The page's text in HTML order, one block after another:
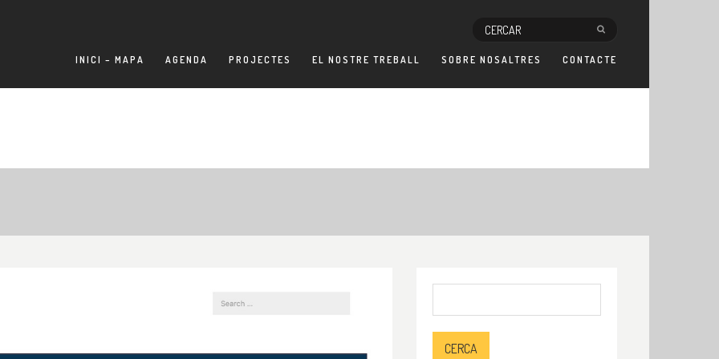
INICI – MAPA AGENDA PROJECTES EL NOSTRE TREBALL SOBRE NOSALTRES CONTACTE